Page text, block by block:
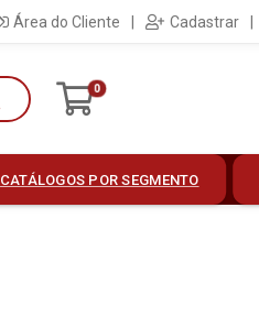
Área do Cliente | Cadastrar |
0
CATÁLOGOS POR SEGMENTO